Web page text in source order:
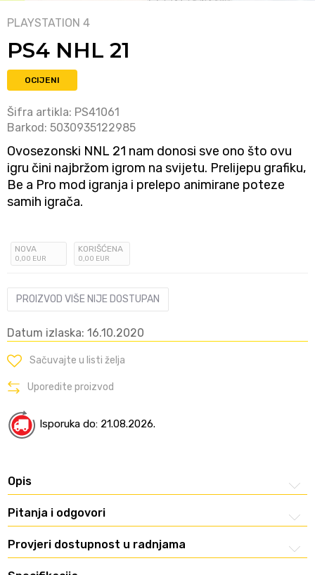
PLAYSTATION 4
PS4 NHL 21
OCIJENI
Šifra artikla: PS41061
Barkod: 5030935122985
Ovosezonski NNL 21 nam donosi sve ono što ovu
igru čini najbržom igrom na svijetu. Prelijepu grafiku,
Be a Pro mod igranja i prelepo animirane poteze
samih igrača.
NOVA
0,00 EUR
KORIŠĆENA
0,00 EUR
PROIZVOD VIŠE NIJE DOSTUPAN
Datum izlaska: 16.10.2020
Sačuvajte u listi želja
Uporedite proizvod
Isporuka do: 21.08.2026.
Opis
Pitanja i odgovori
Provjeri dostupnost u radnjama